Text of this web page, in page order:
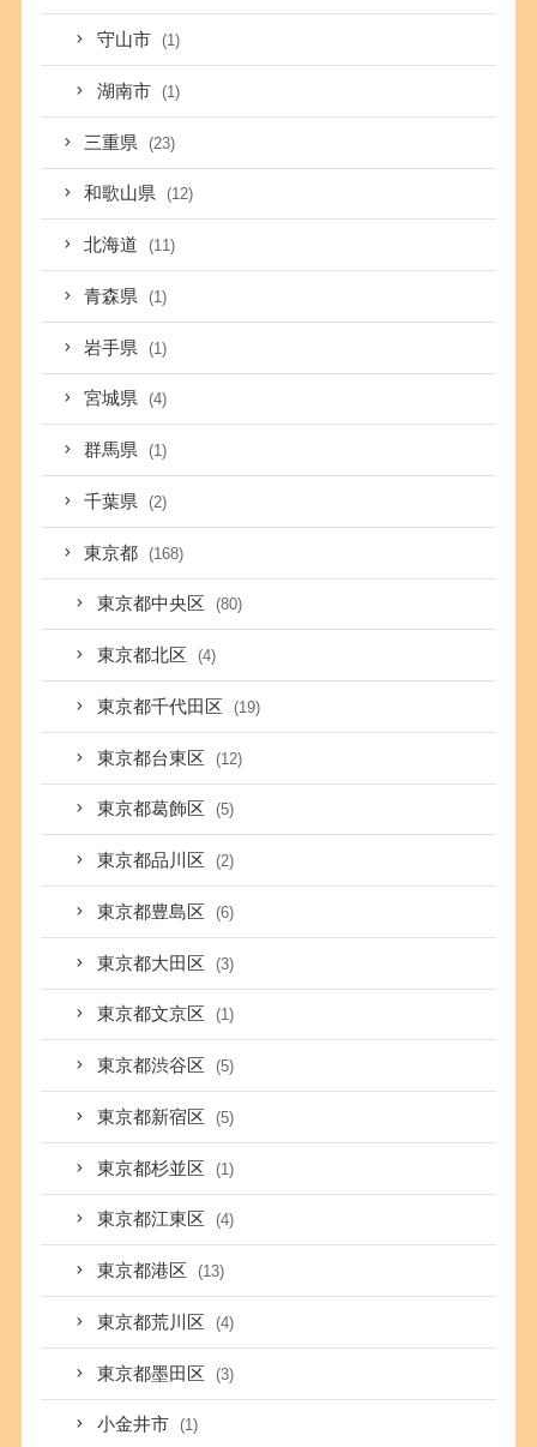
守山市 (1)
湖南市 (1)
三重県 (23)
和歌山県 (12)
北海道 (11)
青森県 (1)
岩手県 (1)
宮城県 (4)
群馬県 (1)
千葉県 (2)
東京都 (168)
東京都中央区 (80)
東京都北区 (4)
東京都千代田区 (19)
東京都台東区 (12)
東京都葛飾区 (5)
東京都品川区 (2)
東京都豊島区 (6)
東京都大田区 (3)
東京都文京区 (1)
東京都渋谷区 (5)
東京都新宿区 (5)
東京都杉並区 (1)
東京都江東区 (4)
東京都港区 (13)
東京都荒川区 (4)
東京都墨田区 (3)
小金井市 (1)